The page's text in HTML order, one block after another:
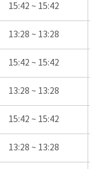
15:42 ~ 15:42
13:28 ~ 13:28
15:42 ~ 15:42
13:28 ~ 13:28
15:42 ~ 15:42
13:28 ~ 13:28